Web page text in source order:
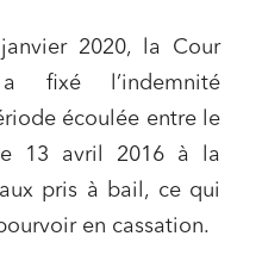
2020, la Cour
fixé l’indemnité
écoulée entre le
13 avril 2016 à la
pris à bail, ce qui
en cassation.